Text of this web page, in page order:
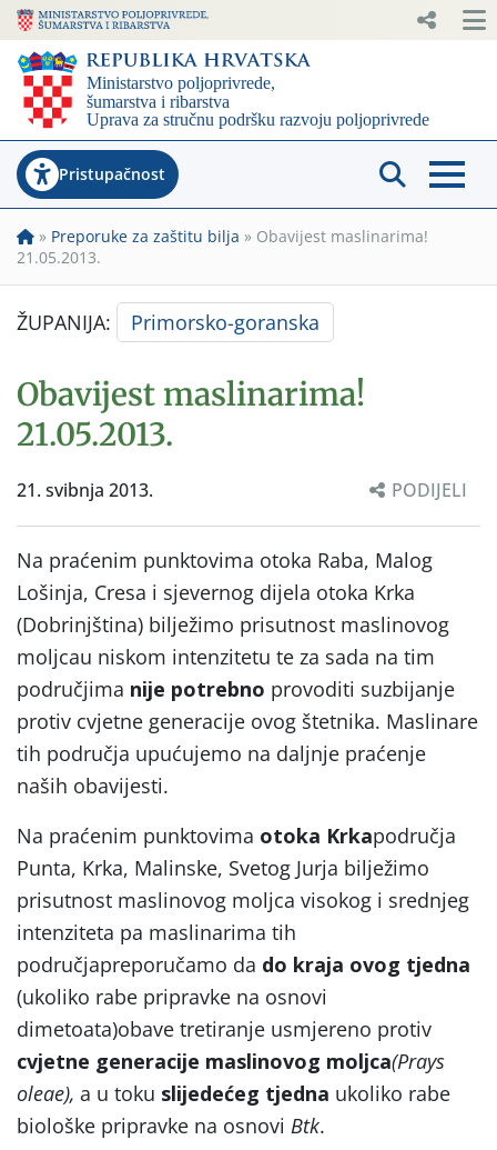
Pristupačnost
» Preporuke za zaštitu bilja » Obavijest maslinarima!
21.05.2013.
ŽUPANIJA: Primorsko-goranska
Obavijest maslinarima!
21.05.2013.
21. svibnja 2013. PODIJELI
Na praćenim punktovima otoka Raba, Malog
Lošinja, Cresa i sjevernog dijela otoka Krka
(Dobrinjština) bilježimo prisutnost maslinovog
moljcau niskom intenzitetu te za sada na tim
područjima nije potrebno provoditi suzbijanje
protiv cvjetne generacije ovog štetnika. Maslinare
tih područja upućujemo na daljnje praćenje
naših obavijesti.
Na praćenim punktovima otoka Krkapodručja
Punta, Krka, Malinske, Svetog Jurja bilježimo
prisutnost maslinovog moljca visokog i srednjeg
intenziteta pa maslinarima tih
područjapreporučamo da do kraja ovog tjedna
(ukoliko rabe pripravke na osnovi
dimetoata)obave tretiranje usmjereno protiv
cvjetne generacije maslinovog moljca(Prays
oleae), a u toku slijedećeg tjedna ukoliko rabe
biološke pripravke na osnovi Btk.